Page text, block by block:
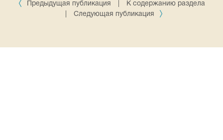
Предыдущая публикация
К содержанию раздела
Следующая публикация